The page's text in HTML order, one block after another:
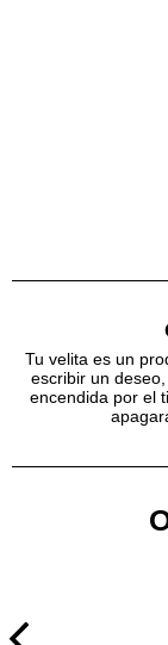
Tu velita es un
escribir un
encendida por el